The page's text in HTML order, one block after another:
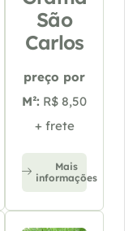
São
Carlos
preço por
M²: R$ 8,50
+ frete
Mais
informações